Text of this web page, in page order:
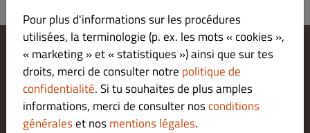
Modifier les paramètres relatifs aux cookies
Contactez-nous
Politique De Confidentialité
Conditions Générales
Legal notice
Pour plus d'informations sur les procédures
utilisées, la terminologie (p. ex. les mots « cookies »,
« marketing » et « statistiques ») ainsi que sur tes
droits, merci de consulter notre politique de
confidentialité. Si tu souhaites de plus amples
informations, merci de consulter nosconditions
généraleset nosmentions légales.